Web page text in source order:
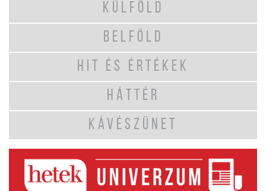
KÜLFÖLD
BELFÖLD
HIT ÉS ÉRTÉKEK
HÁTTÉR
KÁVÉSZÜNET